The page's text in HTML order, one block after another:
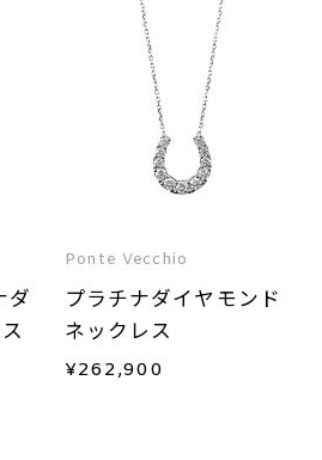
ダ
Ponte Vecchio
プラチナダイヤモンド
ネックレス
¥262,900